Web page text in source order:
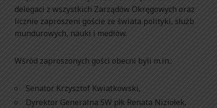
delegaci z wszystkich Zarządów Okręgowych oraz
licznie zaproszeni goście ze świata polityki, służb
mundurowych, nauki i mediów.
Wśród zaproszonych gości obecni byli m.in.:
Senator Krzysztof Kwiatkowski,
Dyrektor Generalna SW płk Renata Niziołek,